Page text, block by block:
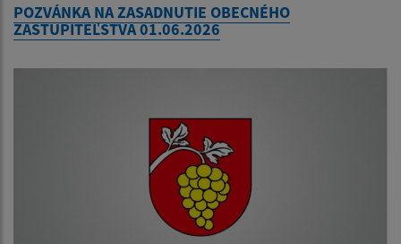
POZVÁNKA NA ZASADNUTIE OBECNÉHO
ZASTUPITEĽSTVA 01.06.2026